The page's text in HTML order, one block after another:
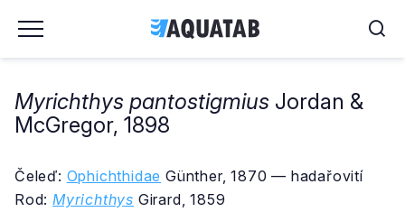
Myrichthys pantostigmius Jordan &
McGregor, 1898
Čeleď: Ophichthidae Günther, 1870 — hadařovití
Rod: Myrichthys Girard, 1859